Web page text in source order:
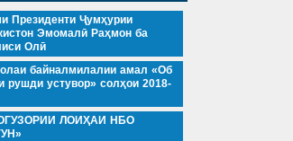
Президенти Ҷумҳурии
Эмомалӣ Раҳмон ба
Олӣ
байналмилалии амал «Об
рушди устувор» солҳои 2018-
ЛОИҲАИ НБО